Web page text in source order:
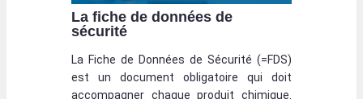
La fiche de données de
sécurité
La Fiche de Données de Sécurité (=FDS)
est un document obligatoire qui doit
accompagner chaque produit chimique.